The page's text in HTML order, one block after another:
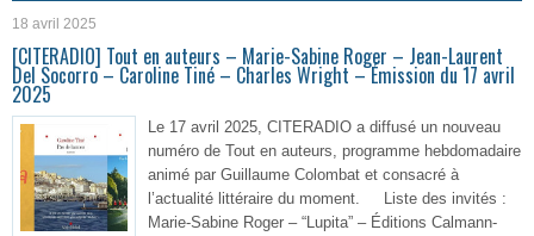
18 avril 2025
[CITERADIO] Tout en auteurs – Marie-Sabine Roger – Jean-Laurent
Del Socorro – Caroline Tiné – Charles Wright – Émission du 17 avril
2025
Le 17 avril 2025, CITERADIO a diffusé un nouveau
numéro de Tout en auteurs, programme hebdomadaire
animé par Guillaume Colombat et consacré à
l’actualité littéraire du moment. Liste des invités :
Marie-Sabine Roger – “Lupita” – Éditions Calmann-